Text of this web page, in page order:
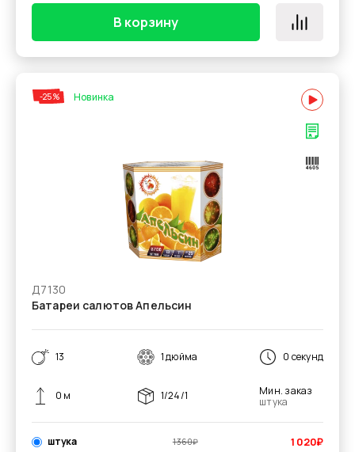
В корзину
-25% Новинка
Д7130
Батареи салютов Апельсин
13 1 дюйма 0 секунд
0 м 1/24/1
Мин. заказ
штука
штука 1 360₽ 1 020₽